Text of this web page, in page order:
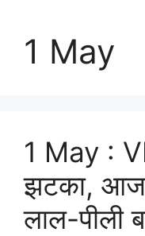
1 May
1 May :
झटका, आज
लाल-पीली